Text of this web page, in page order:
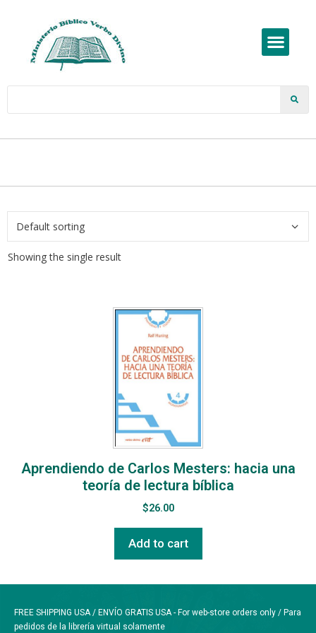
Showing the single result
Aprendiendo de Carlos Mesters: hacia una
teoría de lectura bíblica
$26.00
Add to cart
FREE SHIPPING USA / ENVÍO GRATIS USA - For web-store orders only / Para
pedidos de la librería virtual solamente